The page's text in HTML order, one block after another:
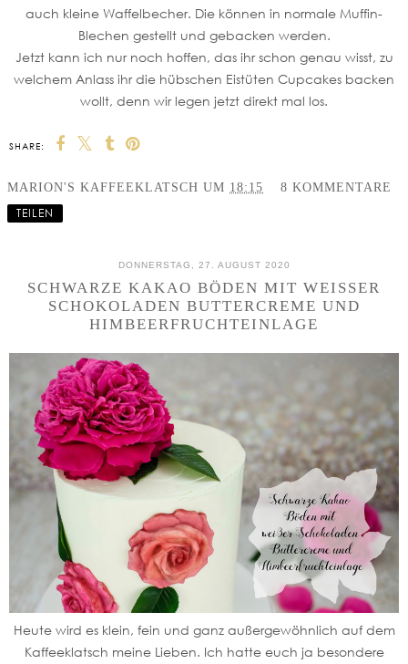
auch kleine Waffelbecher. Die können in normale Muffin-
Blechen gestellt und gebacken werden.
Jetzt kann ich nur noch hoffen, das ihr schon genau wisst, zu
welchem Anlass ihr die hübschen Eistüten Cupcakes backen
wollt, denn wir legen jetzt direkt mal los.
SHARE:
MARION'S KAFFEEKLATSCH UM 18:15 8 KOMMENTARE
TEILEN
DONNERSTAG, 27. AUGUST 2020
SCHWARZE KAKAO BÖDEN MIT WEISSER S
CHOKOLADEN BUTTERCREME UND H
IMBEERFRUCHTEINLAGE
Heute wird es klein, fein und ganz außergewöhnlich auf dem
Kaffeeklatsch meine Lieben. Ich hatte euch ja besondere